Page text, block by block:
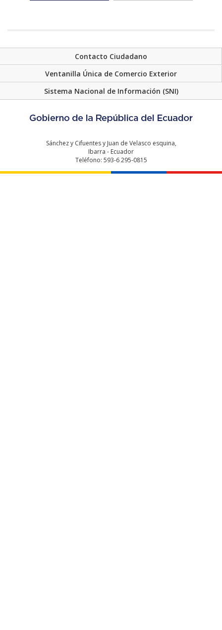
Contacto Ciudadano
Ventanilla Única de Comercio Exterior
Sistema Nacional de Información (SNI)
Sánchez y Cifuentes y Juan de Velasco esquina,
Ibarra - Ecuador
Teléfono: 593-6 295-0815